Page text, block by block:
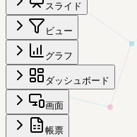
スライド
ビュー
グラフ
ダッシュボード
画面
帳票